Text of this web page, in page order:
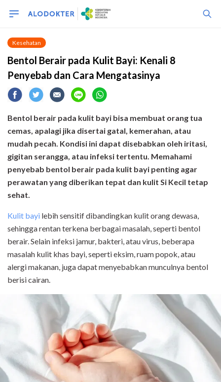
Kesehatan
Bentol Berair pada Kulit Bayi: Kenali 8
Penyebab dan Cara Mengatasinya
Bentol berair pada kulit bayi bisa membuat orang tua
cemas, apalagi jika disertai gatal, kemerahan, atau
mudah pecah. Kondisi ini dapat disebabkan oleh iritasi,
gigitan serangga, atau infeksi tertentu. Memahami
penyebab bentol berair pada kulit bayi penting agar
perawatan yang diberikan tepat dan kulit Si Kecil tetap
sehat.
Kulit bayi lebih sensitif dibandingkan kulit orang dewasa,
sehingga rentan terkena berbagai masalah, seperti bentol
berair. Selain infeksi jamur, bakteri, atau virus, beberapa
masalah kulit khas bayi, seperti eksim, ruam popok, atau
alergi makanan, juga dapat menyebabkan munculnya bentol
berisi cairan.